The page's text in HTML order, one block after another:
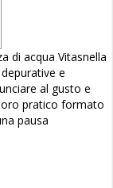
di acqua Vitasnella
e
al gusto e
pratico formato
pausa